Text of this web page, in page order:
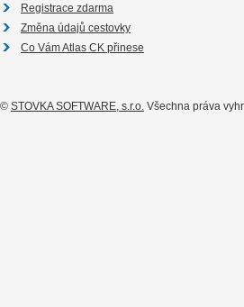
Registrace zdarma
Změna údajů cestovky
Co Vám Atlas CK přinese
© STOVKA SOFTWARE, s.r.o. Všechna práva